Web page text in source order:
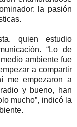
la pasión
quien estudio
“Lo de
ambiente fue
a compartir
me empezaron a
y bueno, han
mucho”, indicó la